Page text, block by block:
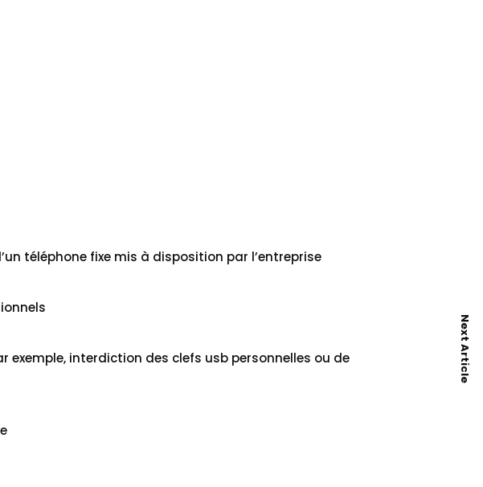
téléphone fixe mis à disposition par l’entreprise
exemple, interdiction des clefs usb personnelles ou de
Next Article